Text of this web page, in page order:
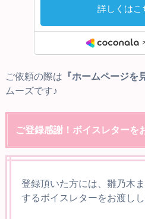
ご依頼の際は 『ホームページを
ムーズです♪
ご登録感謝！ボイスレターを
登録頂いた方には、雛乃木
するボイスレターをお渡し